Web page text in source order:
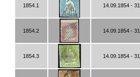
1854.1 14.09.1854 -
1854.2 14.09.1854 -
1854.3 14.09.1854 -